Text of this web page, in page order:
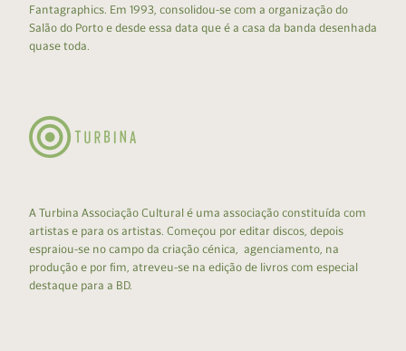
Fantagraphics. Em 1993, consolidou-se com a organização do
Salão do Porto e desde essa data que é a casa da banda desenhada
quase toda.
A Turbina Associação Cultural é uma associação constituída com
artistas e para os artistas. Começou por editar discos, depois
espraiou-se no campo da criação cénica, agenciamento, na
produção e por fim, atreveu-se na edição de livros com especial
destaque para a BD.